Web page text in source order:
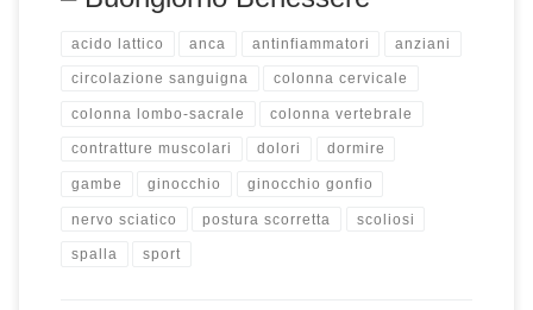
acido lattico anca antinfiammatori anziani
circolazione sanguigna colonna cervicale
colonna lombo-sacrale colonna vertebrale
contratture muscolari dolori dormire
gambe ginocchio ginocchio gonfio
nervo sciatico postura scorretta scoliosi
spalla sport